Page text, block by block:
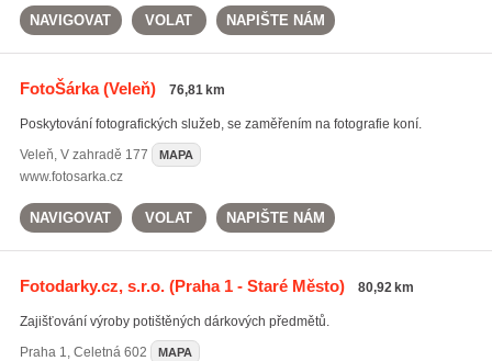
NAVIGOVAT VOLAT NAPIŠTE NÁM
FotoŠárka(Veleň) 76,81 km
Poskytování fotografických služeb, se zaměřením na fotografie koní.
Veleň, V zahradě 177 MAPA
www.fotosarka.cz
NAVIGOVAT VOLAT NAPIŠTE NÁM
Fotodarky.cz, s.r.o.(Praha 1 - Staré Město) 80,92 km
Zajišťování výroby potištěných dárkových předmětů.
Praha 1, Celetná 602 MAPA